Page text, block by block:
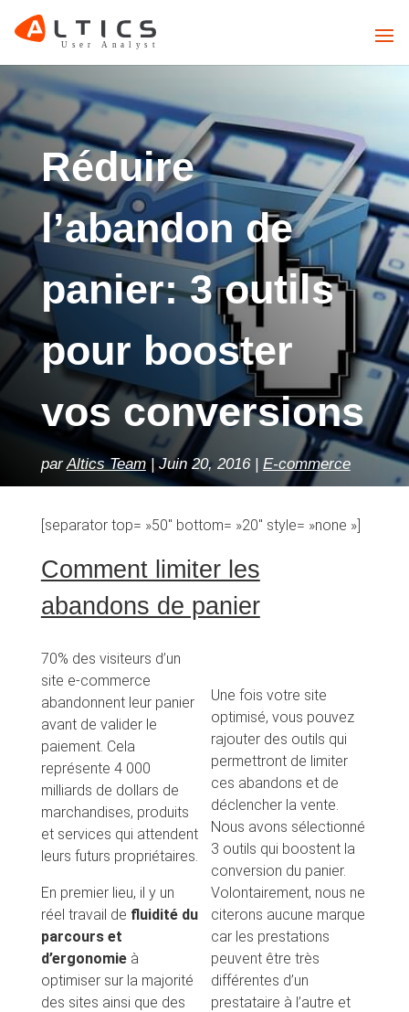
Réduire
l’abandon de
panier: 3 outils
pour booster
vos conversions
parAltics Team Juin 20, 2016 E-commerce
[separator top= »50″ bottom= »20″ style= »none »]
Comment limiter les
abandons de panier
70% des visiteurs d’un
site e-commerce
abandonnent leur panier
avant de valider le
paiement. Cela
représente 4 000
milliards de dollars de
marchandises, produits
et services qui attendent
leurs futurs propriétaires.
En premier lieu, il y un
réel travail de fluidité du
parcours et
d’ergonomieà
optimiser sur la majorité
des sites ainsi que des
Une fois votre site
optimisé, vous pouvez
rajouter des outils qui
permettront de limiter
ces abandons et de
déclencher la vente.
Nous avons sélectionné
3 outils qui boostent la
conversion du panier.
Volontairement, nous ne
citerons aucune marque
car les prestations
peuvent être très
différentes d’un
prestataire à l’autre et